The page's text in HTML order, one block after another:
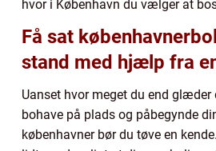
hvor i København du vælger at
Få sat
stand med hjælp fra
Uanset hvor meget du end
bohave på plads og påbegynde
københavner bør du tøve en